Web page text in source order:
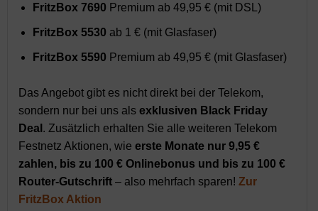
FritzBox 7690 Premium ab 49,95 € (mit DSL)
FritzBox 5530 ab 1 € (mit Glasfaser)
FritzBox 5590 Premium ab 49,95 € (mit Glasfaser)
Das Angebot gibt es nicht direkt bei der Telekom,
sondern nur bei uns als exklusiven Black Friday
Deal . Zusätzlich erhalten Sie alle weiteren Telekom
Festnetz Aktionen, wie erste Monate nur 9,95 €
zahlen, bis zu 100 € Onlinebonus und bis zu 100 €
Router-Gutschrift – also mehrfach sparen! Zur
FritzBox Aktion